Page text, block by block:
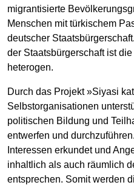
migrantisierte
Menschen mit türkischem
deutscher
der Staatsbürgerschaft ist
heterogen.
Durch das Projekt »Siyasi
Selbstorganisationen
politischen Bildung und
entwerfen und
Interessen erkundet und
inhaltlich als auch räumlich
entsprechen. Somit werden